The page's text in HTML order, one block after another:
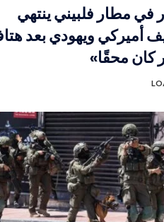
في مطار فلبيني ينتهي
أميركي ويهودي بعد
كان محقًا»